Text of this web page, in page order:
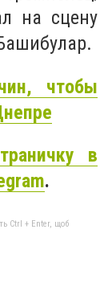
на сцену
чтобы
в
.
Ctrl + Enter, щоб